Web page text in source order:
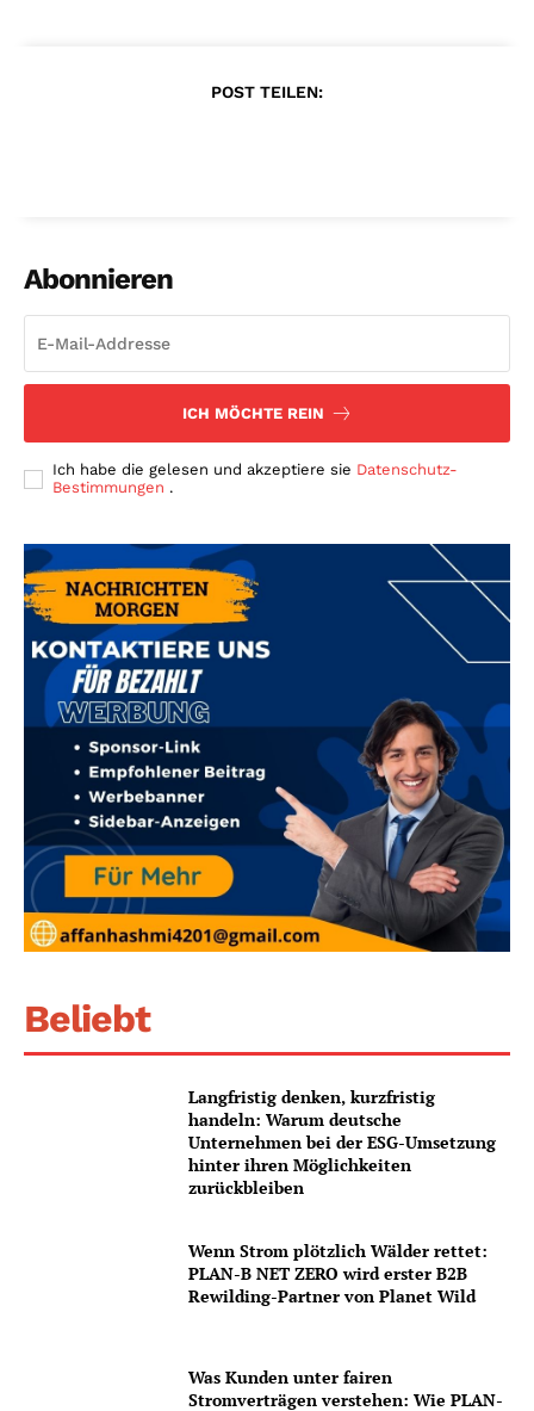
POST TEILEN:
Abonnieren
ICH MÖCHTE REIN
Ich habe die gelesen und akzeptiere sie Datenschutz-
Bestimmungen .
Beliebt
Langfristig denken, kurzfristig
handeln: Warum deutsche
Unternehmen bei der ESG-Umsetzung
hinter ihren Möglichkeiten
zurückbleiben
Wenn Strom plötzlich Wälder rettet:
PLAN-B NET ZERO wird erster B2B
Rewilding-Partner von Planet Wild
Was Kunden unter fairen
Stromverträgen verstehen: Wie PLAN-